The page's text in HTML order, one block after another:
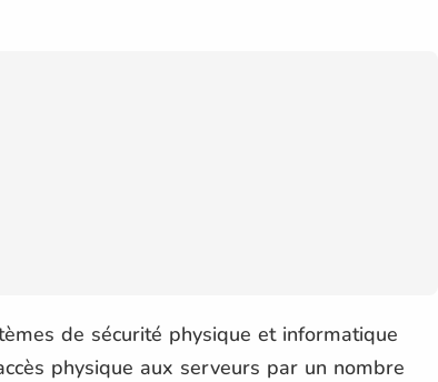
de sécurité physique et informatique
physique aux serveurs par un nombre